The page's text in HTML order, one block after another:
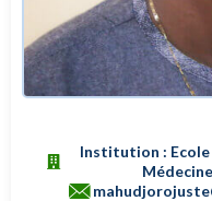
Institution :